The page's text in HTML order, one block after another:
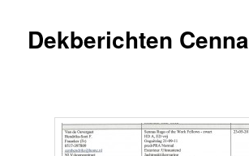
Dekberichten Cenna